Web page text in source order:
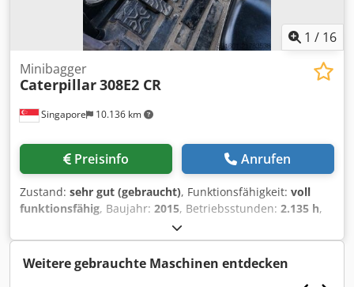
1 / 16
Singapore 10.136 km
Minibagger
Caterpillar308E2 CR
Preisinfo Anrufen
Zustand: sehr gut (gebraucht), Funktionsfähigkeit: voll
funktionsfähig, Baujahr: 2015, Betriebsstunden: 2.135 h,
Maschinen-/Fahrzeugnummer:
GEBRAUCHTER CATERPILLAR HYDRAULIKBAGGER IN GUTEM
ARBEITSZUSTAND MODELL: 308E2 CR Dcsdpfx Aey E E
Uweptjk SERIENNUMMER: CAT0308EPMY201796
Weitere gebrauchte Maschinen entdecken